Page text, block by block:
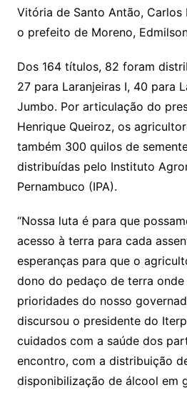
Vitória de Santo Antão, Carlos
o prefeito de Moreno,
Dos 164 títulos, 82 foram
27 para Laranjeiras I, 40 para
Jumbo. Por articulação do
Henrique Queiroz, os
também 300 quilos de
distribuídas pelo Instituto
Pernambuco (IPA).
“Nossa luta é para que
acesso à terra para cada
esperanças para que o
dono do pedaço de terra onde
prioridades do nosso
discursou o presidente do
cuidados com a saúde dos
encontro, com a distribuição
disponibilização de álcool em